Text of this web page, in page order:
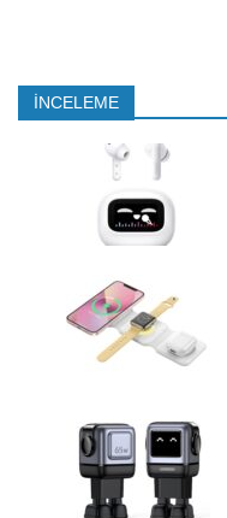
İNCELEME